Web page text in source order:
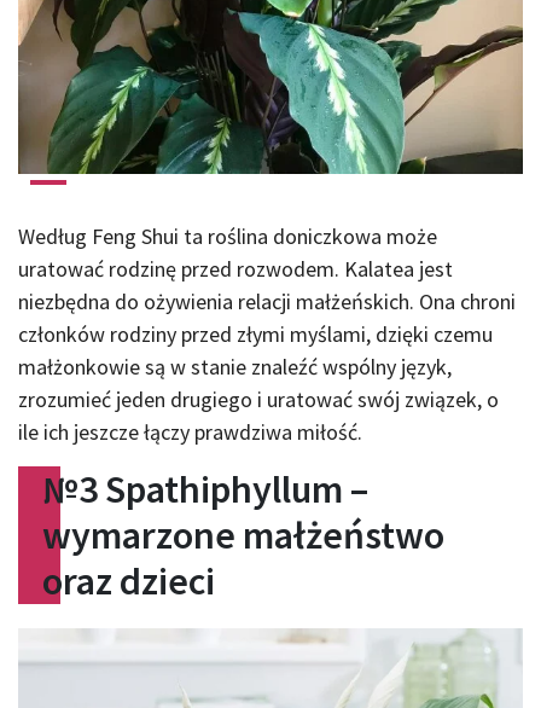
Według Feng Shui ta roślina doniczkowa może
uratować rodzinę przed rozwodem. Kalatea jest
niezbędna do ożywienia relacji małżeńskich. Ona chroni
członków rodziny przed złymi myślami, dzięki czemu
małżonkowie są w stanie znaleźć wspólny język,
zrozumieć jeden drugiego i uratować swój związek, o
ile ich jeszcze łączy prawdziwa miłość.
№3 Spathiphyllum –
wymarzone małżeństwo
oraz dzieci